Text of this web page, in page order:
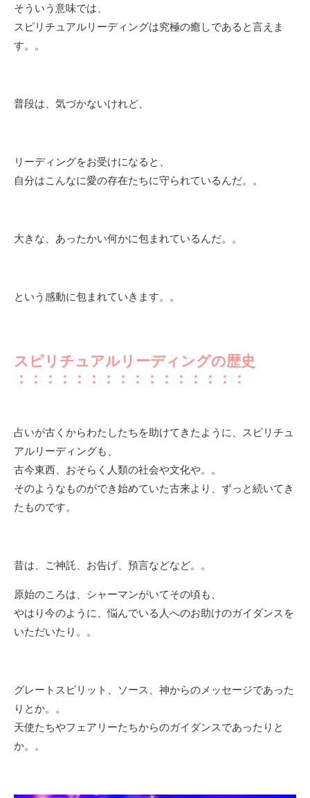
そういう意味では、
スピリチュアルリーディングは究極の癒しであると言えま
す。。
普段は、気づかないけれど、
リーディングをお受けになると、
自分はこんなに愛の存在たちに守られているんだ。。
大きな、あったかい何かに包まれているんだ。。
という感動に包まれていきます。。
スピリチュアルリーディングの歴史
：：：：：：：：：：：：：：：：
占いが古くからわたしたちを助けてきたように、スピリチュ
アルリーディングも、
古今東西、おそらく人類の社会や文化や。。
そのようなものができ始めていた古来より、ずっと続いてき
たものです。
昔は、ご神託、お告げ、預言などなど。。
原始のころは、シャーマンがいてその頃も、
やはり今のように、悩んでいる人へのお助けのガイダンスを
いただいたり。。
グレートスピリット、ソース、神からのメッセージであった
りとか。。
天使たちやフェアリーたちからのガイダンスであったりと
か。。